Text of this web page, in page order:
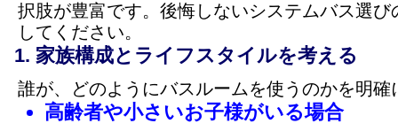
択肢が豊富です。後悔しないシステムバス選
してください。
家族構成とライフスタイルを考える
誰が、どのようにバスルームを使うのかを明
高齢者や小さいお子様がいる場合